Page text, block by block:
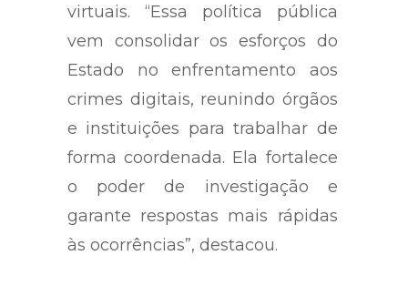
virtuais. “Essa política pública
vem consolidar os esforços do
Estado no enfrentamento aos
crimes digitais, reunindo órgãos
e instituições para trabalhar de
forma coordenada. Ela fortalece
o poder de investigação e
garante respostas mais rápidas
às ocorrências”, destacou.